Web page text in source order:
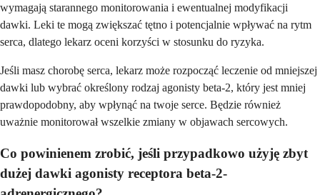
wymagają starannego monitorowania i ewentualnej modyfikacji
dawki. Leki te mogą zwiększać tętno i potencjalnie wpływać na rytm
serca, dlatego lekarz oceni korzyści w stosunku do ryzyka.
Jeśli masz chorobę serca, lekarz może rozpocząć leczenie od mniejszej
dawki lub wybrać określony rodzaj agonisty beta-2, który jest mniej
prawdopodobny, aby wpłynąć na twoje serce. Będzie również
uważnie monitorował wszelkie zmiany w objawach sercowych.
Co powinienem zrobić, jeśli przypadkowo użyję zbyt
dużej dawki agonisty receptora beta-2-